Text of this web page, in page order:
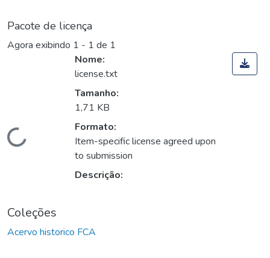
Pacote de licença
Agora exibindo 1 - 1 de 1
Carregando...
Nome:
license.txt
Tamanho:
1,71 KB
Formato:
Item-specific license agreed upon
to submission
Descrição:
Coleções
Acervo historico FCA